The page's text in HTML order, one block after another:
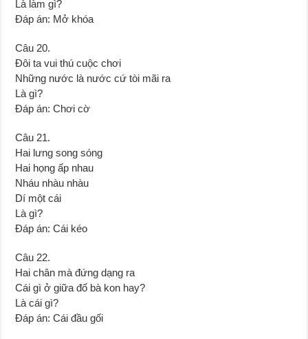
Là làm gì?
Đáp án: Mở khóa
Câu 20.
Đôi ta vui thú cuộc chơi
Những nước là nước cứ tòi mãi ra
Là gì?
Đáp án: Chơi cờ
Câu 21.
Hai lưng song sóng
Hai họng ấp nhau
Nháu nhàu nhàu
Dí một cái
Là gì?
Đáp án: Cái kéo
Câu 22.
Hai chân mà đứng dạng ra
Cái gì ở giữa đố bà kon hay?
Là cái gì?
Đáp án: Cái đầu gối